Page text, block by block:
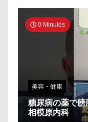
0 Minutes
美容・健康
糖尿病の薬で膀
相模原内科